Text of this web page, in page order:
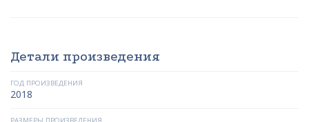
Детали произведения
ГОД ПРОИЗВЕДЕНИЯ
2018